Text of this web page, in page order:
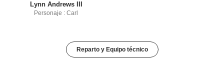
Lynn Andrews III
Personaje : Carl
Reparto y Equipo técnico